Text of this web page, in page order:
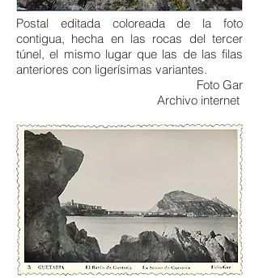
Postal editada coloreada de la foto
contigua, hecha en las rocas del tercer
túnel, el mismo lugar que las de las filas
anteriores con ligerísimas variantes.
Foto Gar
Archivo internet